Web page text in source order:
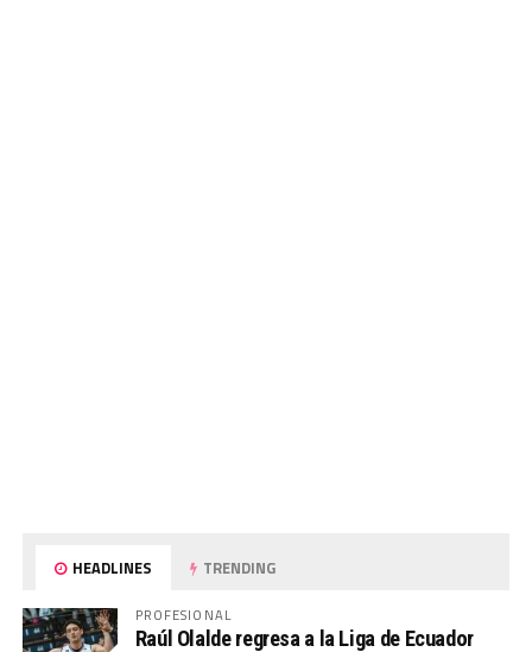
HEADLINES TRENDING
PROFESIONAL
Raúl Olalde regresa a la Liga de Ecuador